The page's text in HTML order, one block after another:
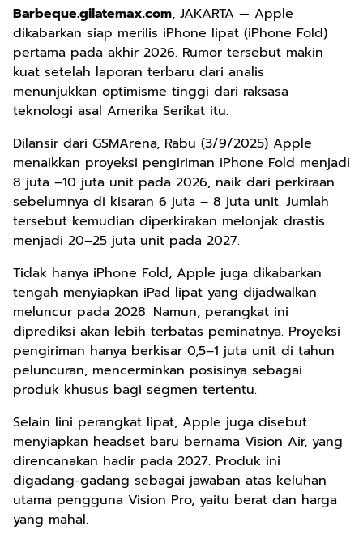
Barbeque.gilatemax.com, JAKARTA — Apple
dikabarkan siap merilis iPhone lipat (iPhone Fold)
pertama pada akhir 2026. Rumor tersebut makin
kuat setelah laporan terbaru dari analis
menunjukkan optimisme tinggi dari raksasa
teknologi asal Amerika Serikat itu.
Dilansir dari GSMArena, Rabu (3/9/2025) Apple
menaikkan proyeksi pengiriman iPhone Fold menjadi
8 juta –10 juta unit pada 2026, naik dari perkiraan
sebelumnya di kisaran 6 juta – 8 juta unit. Jumlah
tersebut kemudian diperkirakan melonjak drastis
menjadi 20–25 juta unit pada 2027.
Tidak hanya iPhone Fold, Apple juga dikabarkan
tengah menyiapkan iPad lipat yang dijadwalkan
meluncur pada 2028. Namun, perangkat ini
diprediksi akan lebih terbatas peminatnya. Proyeksi
pengiriman hanya berkisar 0,5–1 juta unit di tahun
peluncuran, mencerminkan posisinya sebagai
produk khusus bagi segmen tertentu.
Selain lini perangkat lipat, Apple juga disebut
menyiapkan headset baru bernama Vision Air, yang
direncanakan hadir pada 2027. Produk ini
digadang-gadang sebagai jawaban atas keluhan
utama pengguna Vision Pro, yaitu berat dan harga
yang mahal.